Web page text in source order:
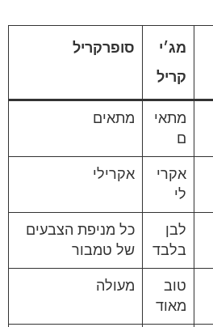
מג׳י
קריל
סופרקריל
מתאי
ם
מתאים
אקרי
לי
אקרילי
לבן
בלבד
כל מניפת הצבעים
של טמבור
טוב
מאוד
מעולה